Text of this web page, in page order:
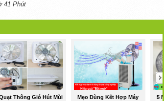
41 Phút
Thông Gió Hút Mùi
Mẹo Dùng Kết Hợp Máy
5